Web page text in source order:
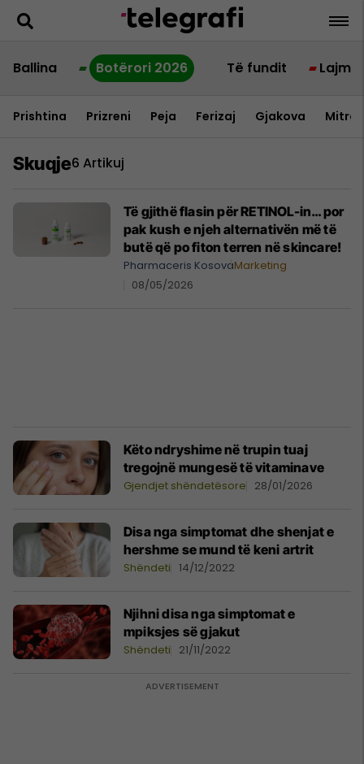
Ballina Botërori 2026 Të fundit Lajme
Prishtina Prizreni Peja Ferizaj Gjakova
Skuqje6 Artikuj
Të gjithë flasin për RETINOL-in… por
pak kush e njeh alternativën më të
butë që po fiton terren në skincare!
Pharmaceris KosovaMarketing
08/05/2026
Këto ndryshime në trupin tuaj
tregojnë mungesë të vitaminave
Gjendjet shëndetësore 28/01/2026
Disa nga simptomat dhe shenjat e
hershme se mund të keni artrit
Shëndeti 14/12/2022
Njihni disa nga simptomat e
mpiksjes së gjakut
Shëndeti 21/11/2022